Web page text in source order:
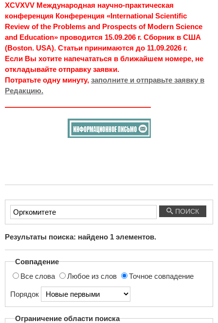
XCVXVV Международная научно-практическая
конференция Конференция «International Scientific
Review of the Problems and Prospects of Modern Science
and Education» проводится 15.09.206 г. Сборник в США
(Boston. USA). Статьи принимаются до 11.09.2026 г.
Если Вы хотите напечататься в ближайшем номере, не
откладывайте отправку заявки.
Потратьте одну минуту, заполните и отправьте заявку в
Редакцию.
Введите
текст
поиска...
ПОИСК
Результаты поиска: найдено 1 элементов.
Совпадение
Все слова
Любое из слов Точное совпадение
Порядок
Ограничение области поиска